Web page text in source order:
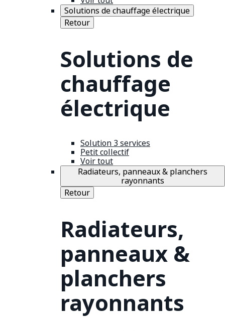
Solutions de chauffage électrique
Retour
Solutions de
chauffage
électrique
Solution 3 services
Petit collectif
Voir tout
Radiateurs, panneaux & planchers
rayonnants
Retour
Radiateurs,
panneaux &
planchers
rayonnants